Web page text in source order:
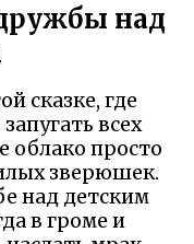
над
сказке, где
всех
облако просто
зверюшек.
над детским
в громе и